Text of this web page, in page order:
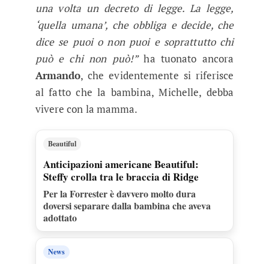
una volta un decreto di legge. La legge,
‘quella umana’, che obbliga e decide, che
dice se puoi o non puoi e soprattutto chi
può e chi non può!”ha tuonato ancora
Armando, che evidentemente si riferisce
al fatto che la bambina, Michelle, debba
vivere con la mamma.
Beautiful
Anticipazioni americane Beautiful:
Steffy crolla tra le braccia di Ridge
Per la Forrester è davvero molto dura
doversi separare dalla bambina che aveva
adottato
News